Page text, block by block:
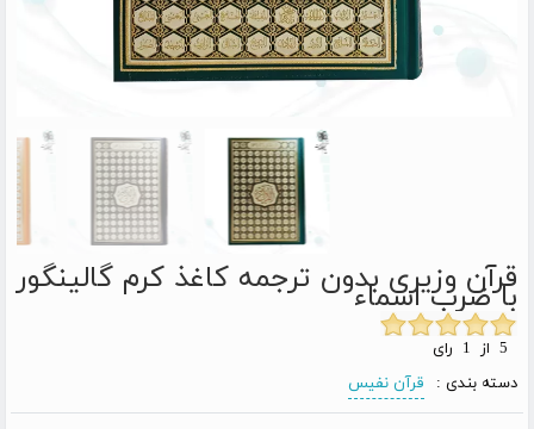
قرآن وزیری بدون ترجمه کاغذ کرم گالینگور
با ضرب اسماء
دسته بندی :
قرآن نفیس